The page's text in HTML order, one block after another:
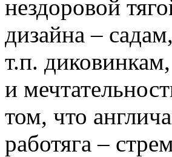
нездоровой
дизайна –
т.п.
и
том, что
работяга –